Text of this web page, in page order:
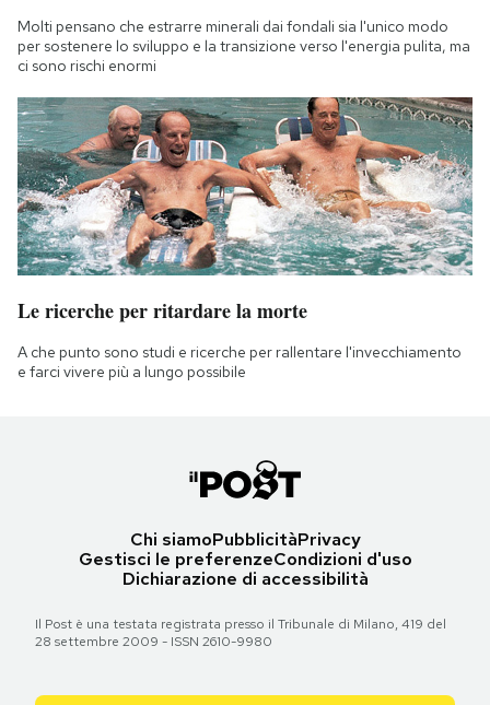
Molti pensano che estrarre minerali dai fondali sia l'unico modo
per sostenere lo sviluppo e la transizione verso l'energia pulita, ma
ci sono rischi enormi
Le ricerche per ritardare la morte
A che punto sono studi e ricerche per rallentare l'invecchiamento
e farci vivere più a lungo possibile
Chi siamoPubblicitàPrivacy
Gestisci le preferenzeCondizioni d'uso
Dichiarazione di accessibilità
Il Post è una testata registrata presso il Tribunale di Milano, 419 del
28 settembre 2009 - ISSN 2610-9980